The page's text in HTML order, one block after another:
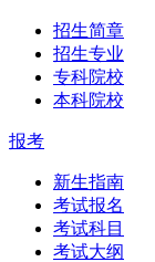
招生简章
招生专业
专科院校
本科院校
报考
新生指南
考试报名
考试科目
考试大纲